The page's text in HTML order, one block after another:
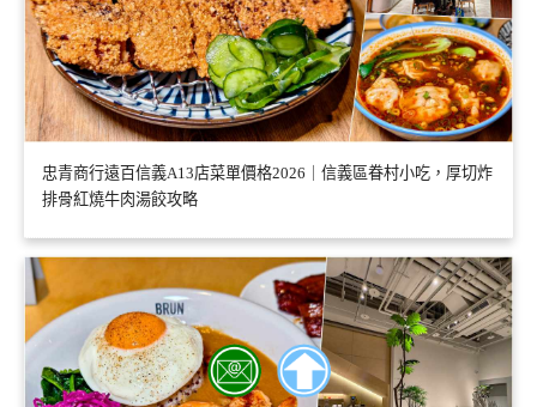
忠青商行遠百信義A13店菜單價格2026｜信義區眷村小吃，厚切炸
排骨紅燒牛肉湯餃攻略